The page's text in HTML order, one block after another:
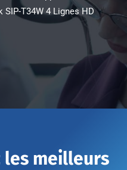
SIP-T34W 4 Lignes HD
les meilleurs